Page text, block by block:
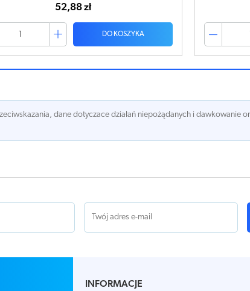
52,88 zł
DO KOSZYKA
dane dotyczace działań niepożądanych i dawkowanie
INFORMACJE